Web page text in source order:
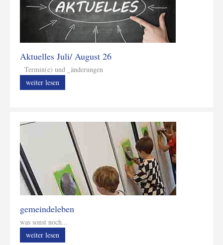
Aktuelles Juli/ August 26
Termin(e) und _änderungen
weiter lesen
gemeindeleben
was sonst noch...
weiter lesen